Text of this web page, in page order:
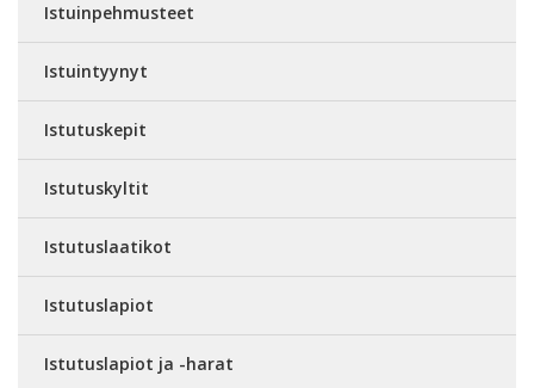
Istuinpehmusteet
Istuintyynyt
Istutuskepit
Istutuskyltit
Istutuslaatikot
Istutuslapiot
Istutuslapiot ja -harat